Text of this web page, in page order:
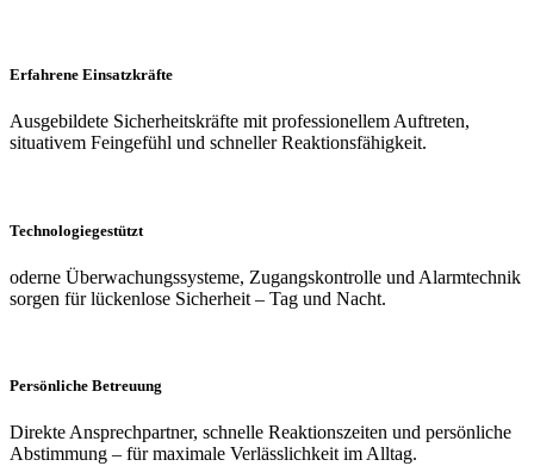
Erfahrene Einsatzkräfte
Ausgebildete Sicherheitskräfte mit professionellem Auftreten,
situativem Feingefühl und schneller Reaktionsfähigkeit.
Technologiegestützt
oderne Überwachungssysteme, Zugangskontrolle und Alarmtechnik
sorgen für lückenlose Sicherheit – Tag und Nacht.
Persönliche Betreuung
Direkte Ansprechpartner, schnelle Reaktionszeiten und persönliche
Abstimmung – für maximale Verlässlichkeit im Alltag.